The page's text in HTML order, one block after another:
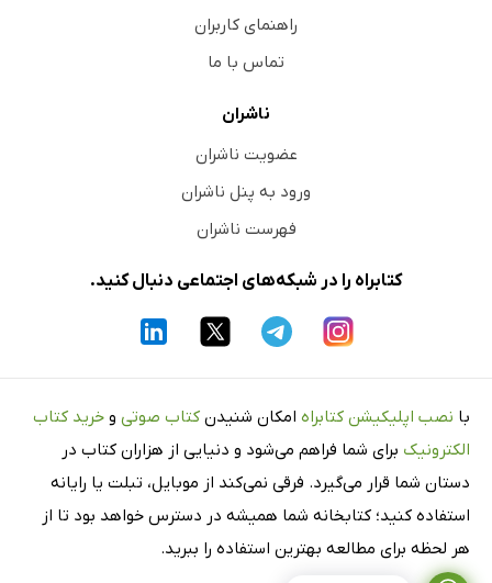
راهنمای کاربران
تماس با ما
ناشران
عضویت ناشران
ورود به پنل ناشران
فهرست ناشران
کتابراه را در شبکه‌های اجتماعی دنبال کنید.
با نصب اپلیکیشن کتابراه امکان شنیدن کتاب صوتی و خرید کتاب
الکترونیک برای شما فراهم می‌شود و دنیایی از هزاران کتاب در
دستان شما قرار می‌گیرد. فرقی نمی‌کند از موبایل، تبلت یا رایانه
استفاده کنید؛ کتابخانه شما همیشه در دسترس خواهد بود تا از
هر لحظه برای مطالعه بهترین استفاده را ببرید.